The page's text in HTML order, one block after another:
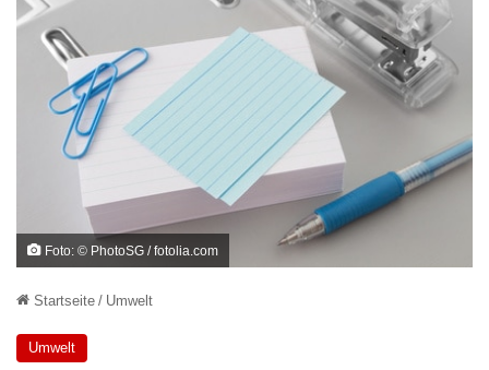
Foto: © PhotoSG / fotolia.com
Startseite / Umwelt
Umwelt